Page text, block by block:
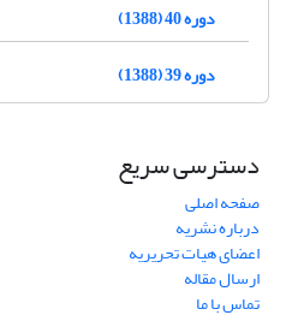
دوره 40 (1388)
دوره 39 (1388)
دسترسی سریع
صفحه اصلی
درباره نشریه
اعضای هیات تحریریه
ارسال مقاله
تماس با ما